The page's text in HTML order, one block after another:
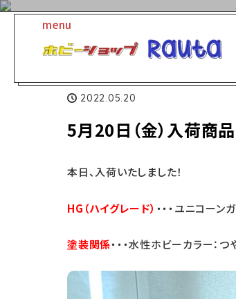
menu
2022.05.20
5月20日（金）入荷商品
本日、入荷いたしました！
HG（ハイグレード） ・・・ユニコー
塗装関係・・・水性ホビーカラー：